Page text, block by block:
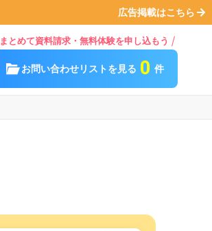
広告掲載はこちら
まとめて資料請求・無料体験を申し込もう
お問い合わせリストを見る 0 件